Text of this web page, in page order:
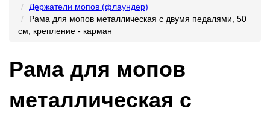
Держатели мопов (флаундер)
Рама для мопов металлическая с двумя педалями, 50
см, крепление - карман
Рама для мопов
металлическая с